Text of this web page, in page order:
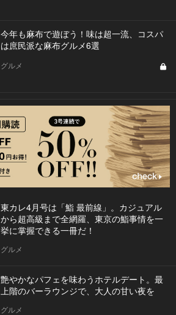
今年も麻布で遊ぼう！味は超一流、コスパ
は庶民派な麻布グルメ6選
グルメ
東カレ4月号は「鮨 最前線」。カジュアル
から超高級まで全網羅、東京の鮨事情を一
挙に掌握できる一冊だ！
グルメ
艶やかなパフェを味わうホテルデート。最
上階のバーラウンジで、大人の甘い夜を
グルメ